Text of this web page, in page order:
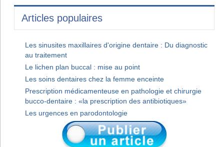
Articles populaires
Les sinusites maxillaires d'origine dentaire : Du diagnostic
au traitement
Le lichen plan buccal : mise au point
Les soins dentaires chez la femme enceinte
Prescription médicamenteuse en pathologie et chirurgie
bucco-dentaire : «la prescription des antibiotiques»
Les urgences en parodontologie